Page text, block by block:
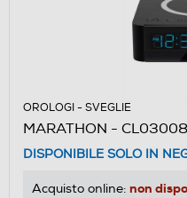
OROLOGI - SVEGLIE
MARATHON -
DISPONIBILE SOLO IN
Acquisto online: non